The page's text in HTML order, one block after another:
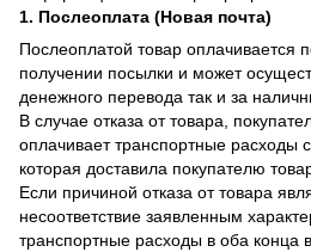
1. Послеоплата (Новая почта)
Послеоплатой товар оплачивается
получении посылки и может
денежного перевода так и за
В случае отказа от товара,
оплачивает транспортные расходы
которая доставила покупателю
Если причиной отказа от товара
несоответствие заявленным
транспортные расходы в оба конца